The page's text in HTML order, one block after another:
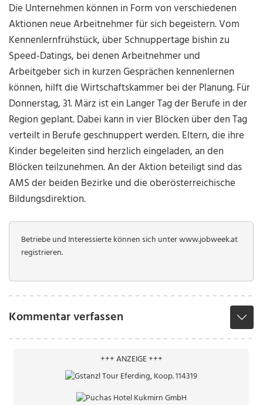
Die Unternehmen können in Form von verschiedenen
Aktionen neue Arbeitnehmer für sich begeistern. Vom
Kennenlernfrühstück, über Schnuppertage bishin zu
Speed-Datings, bei denen Arbeitnehmer und
Arbeitgeber sich in kurzen Gesprächen kennenlernen
können, hilft die Wirtschaftskammer bei der Planung. Für
Donnerstag, 31. März ist ein Langer Tag der Berufe in der
Region geplant. Dabei kann in vier Blöcken über den Tag
verteilt in Berufe geschnuppert werden. Eltern, die ihre
Kinder begeleiten sind herzlich eingeladen, an den
Blöcken teilzunehmen. An der Aktion beteiligt sind das
AMS der beiden Bezirke und die oberösterreichische
Bildungsdirektion.
Betriebe und Interessierte können sich unter www.jobweek.at
registrieren.
Kommentar verfassen
+++ ANZEIGE +++